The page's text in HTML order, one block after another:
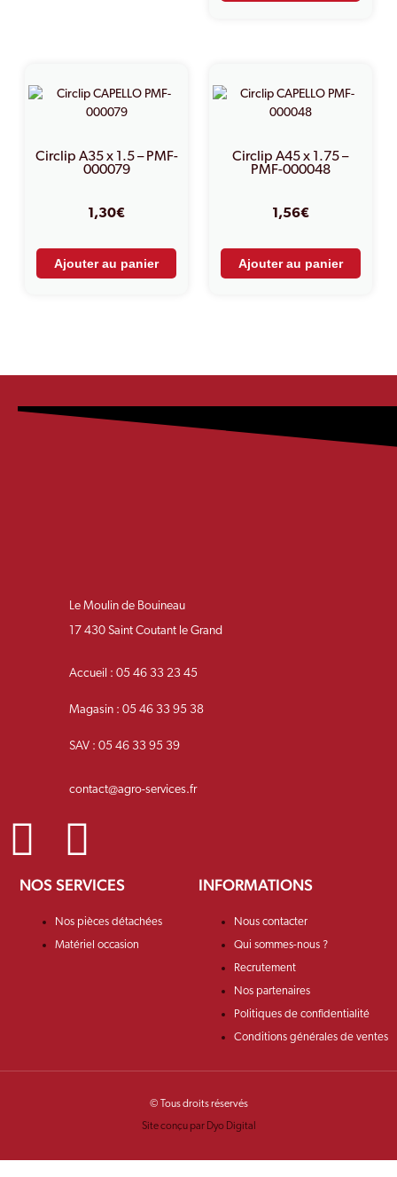
Circlip A35 x 1.5 – PMF-
000079
1,30€
Ajouter au panier
Circlip A45 x 1.75 –
PMF-000048
1,56€
Ajouter au panier
Le Moulin de Bouineau
17 430 Saint Coutant le Grand
Accueil : 05 46 33 23 45
Magasin : 05 46 33 95 38
SAV : 05 46 33 95 39
contact@agro-services.fr
NOS SERVICES
Nos pièces détachées
Matériel occasion
INFORMATIONS
Nous contacter
Qui sommes-nous ?
Recrutement
Nos partenaires
Politiques de confidentialité
Conditions générales de ventes
© Tous droits réservés
Site conçu par Dyo Digital